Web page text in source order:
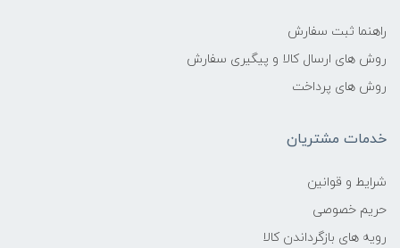
راهنما ثبت سفارش
روش های ارسال کالا و پیگیری سفارش
روش های پرداخت
خدمات مشتریان
شرایط و قوانین
حریم خصوصی
رویه های بازگرداندن کالا